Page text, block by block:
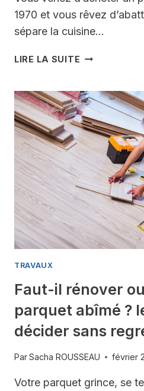
1970 et vous rêvez
sépare la cuisine…
LIRE LA SUITE RECONNAÎTRE
PORTEUR
DANS
UNE
MAISON
5
INDICES
POUR
L’IDENTIFIER
SANS
TRAVAUX
Faut-il rénover
parquet abîmé ?
décider sans
ParSacha ROUSSEAU février
Votre parquet grince, se